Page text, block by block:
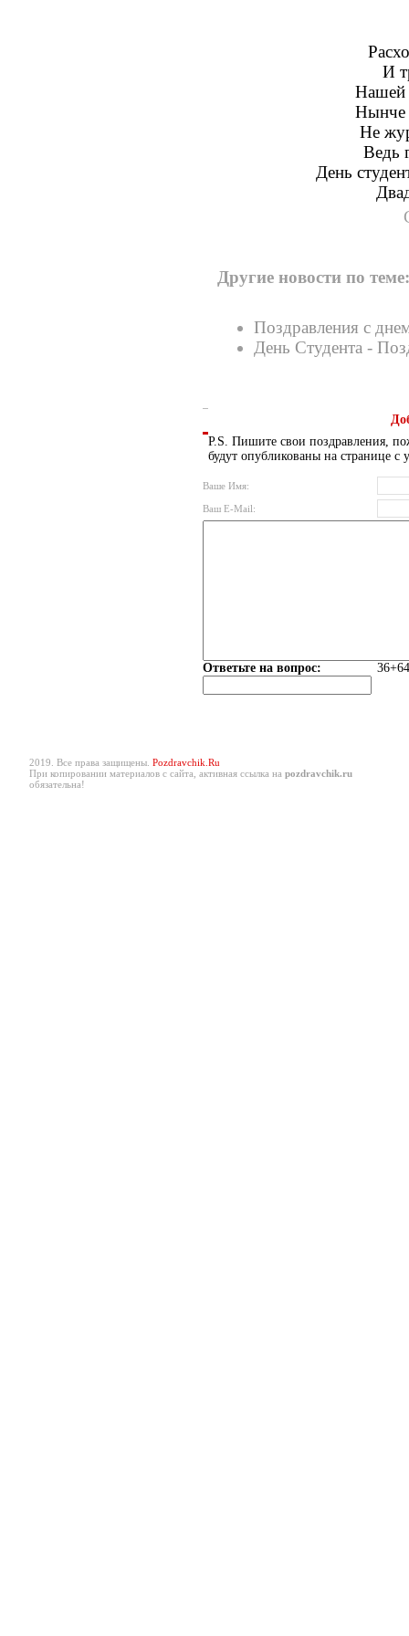
И
Нашей
Нынче
Не
Ведь
День
Другие новости по теме:
Поздравления с
День Студента -
P.S. Пишите свои поздравления,
будут опубликованы на странице с
Ваше Имя:
Ваш E-Mail:
Ответьте на вопрос:
2019. Все права защищены. Pozdravchik.Ru
При копировании материалов с сайта, активная ссылка на pozdravchik.ru
обязательна!